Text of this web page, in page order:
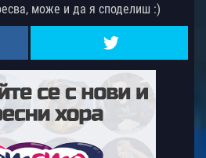
може и да я споделиш :)